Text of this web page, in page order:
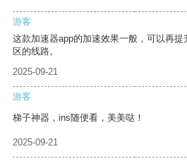
游客
这款加速器app的加速效果一般，可以再
区的线路。
2025-09-21
游客
梯子神器，ins随便看，美美哒！
2025-09-21